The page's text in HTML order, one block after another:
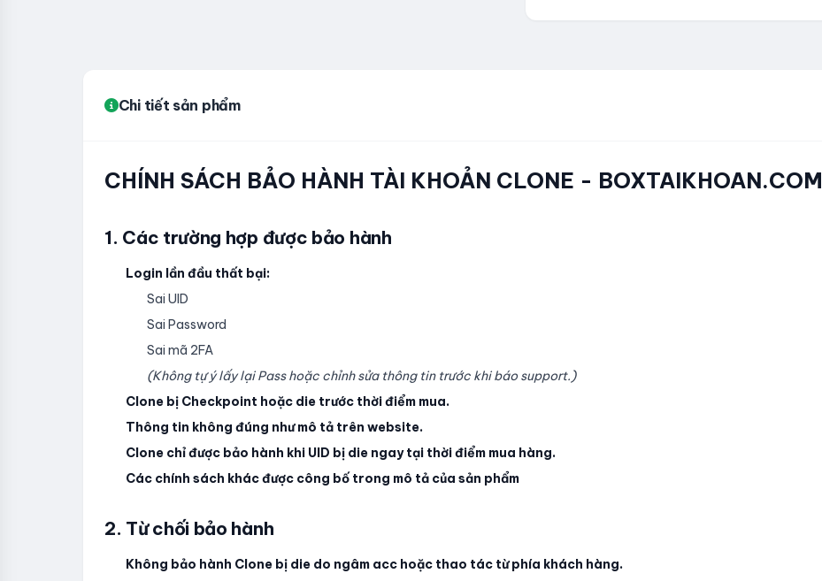
Chi tiết sản phẩm
CHÍNH SÁCH BẢO HÀNH TÀI KHOẢN CLONE - BOXTAIKHOAN.COM
1. Các trường hợp được bảo hành
Login lần đầu thất bại:
Sai UID
Sai Password
Sai mã 2FA
(Không tự ý lấy lại Pass hoặc chỉnh sửa thông tin trước khi báo support.)
Clone bị Checkpoint hoặc die trước thời điểm mua.
Thông tin không đúng như mô tả trên website.
Clone chỉ được bảo hành khi UID bị die ngay tại thời điểm mua hàng.
Các chính sách khác được công bố trong mô tả của sản phẩm
2. Từ chối bảo hành
Không bảo hành Clone bị die do ngâm acc hoặc thao tác từ phía khách hàng.